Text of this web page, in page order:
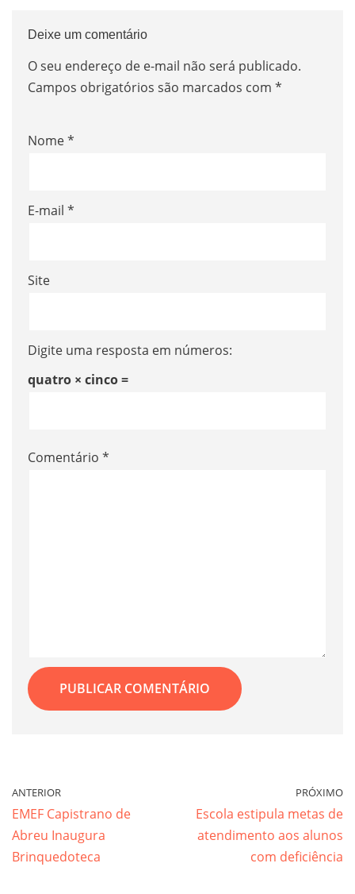
Deixe um comentário
O seu endereço de e-mail não será publicado.
Campos obrigatórios são marcados com *
Nome*
E-mail *
Site
Digite uma resposta em números:
quatro × cinco =
Comentário *
ANTERIOR
EMEF Capistrano de
Abreu Inaugura
Brinquedoteca
PRÓXIMO
Escola estipula metas de
atendimento aos alunos
com deficiência